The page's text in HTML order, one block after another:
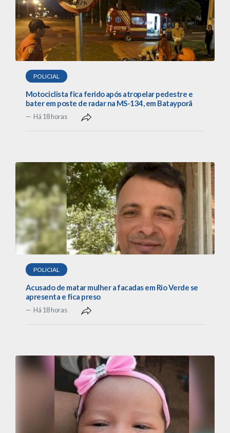
POLICIAL
Motociclista fica ferido após atropelar pedestre e
bater em poste de radar na MS-134, em Batayporã
Há 18 horas
POLICIAL
Acusado de matar mulher a facadas em Rio Verde se
apresenta e fica preso
Há 18 horas